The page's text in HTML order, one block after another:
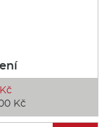
Kč